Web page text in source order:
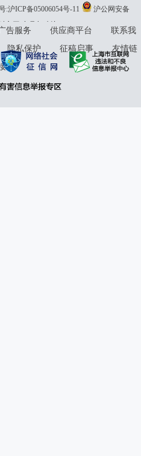
息举报:021-61278686 举报邮箱：
:沪ICP备05006054号-11
沪公网安备
富网意见与建议:4000300059/952500
告服务 供应商平台
联系我
隐私保护 征稿启事
友情链